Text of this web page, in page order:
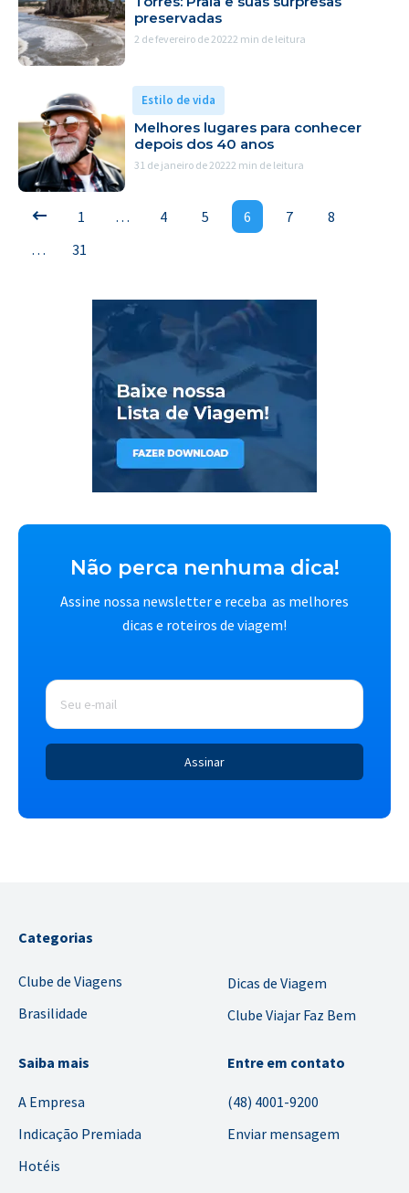
preservadas
2 de fevereiro de 20222 min de leitura
Estilo de vida
Melhores lugares para conhecer
depois dos 40 anos
31 de janeiro de 20222 min de leitura
1 … 4 5 6 7
8
…
31
Não perca nenhuma dica!
Assine nossa newsletter e receba as melhores
dicas e roteiros de viagem!
E-
mail *
Categorias
Clube de Viagens
Brasilidade
Dicas de Viagem
Clube Viajar Faz Bem
Saiba mais
A Empresa
Indicação Premiada
Hotéis
Entre em contato
(48) 4001-9200
Enviar mensagem